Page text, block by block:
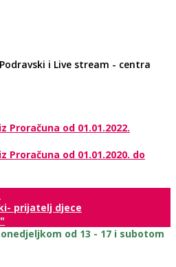
i Live stream - centra
od 01.01.2022.
od 01.01.2020. do
prijatelj djece
od 13 - 17 i subotom